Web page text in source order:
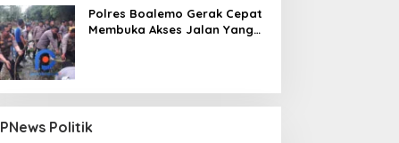
Polres Boalemo Gerak Cepat
Membuka Akses Jalan Yang
PNews Politik